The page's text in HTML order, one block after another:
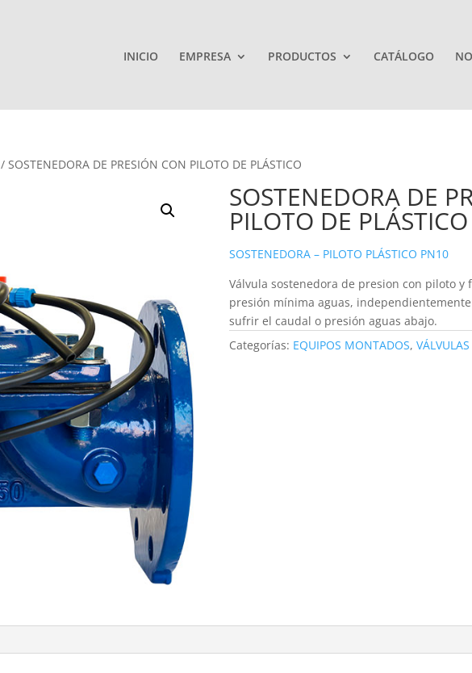
INICIO EMPRESA PRODUCTOS CATÁLOGO
/ SOSTENEDORA DE PRESIÓN CON PILOTO DE PLÁSTICO
SOSTENEDORA DE
PILOTO DE PLÁSTICO
SOSTENEDORA – PILOTO PLÁSTICO PN10
Válvula sostenedora de presion con piloto
presión mínima aguas,
sufrir el caudal o presión aguas abajo.
Categorías: EQUIPOS MONTADOS,